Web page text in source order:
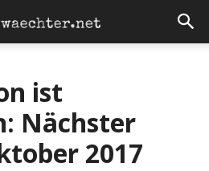
ist
Nächster
2017